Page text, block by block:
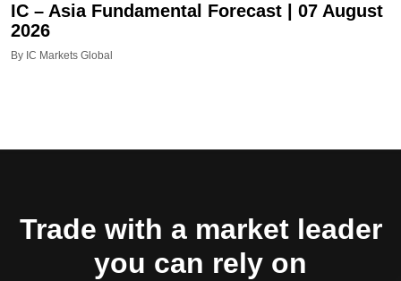
IC – Asia Fundamental Forecast | 07 August
2026
By IC Markets Global
Trade with a market leader
you can rely on